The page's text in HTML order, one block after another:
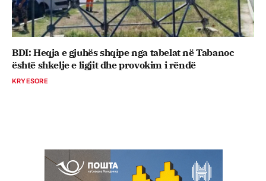
BDI: Heqja e gjuhës shqipe nga tabelat në Tabanoc
është shkelje e ligjit dhe provokim i rëndë
KRYESORE